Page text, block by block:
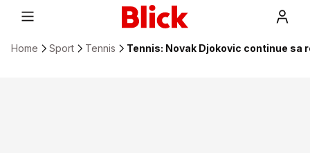
Home Sport Tennis Tennis: Novak Djokovic continue sa